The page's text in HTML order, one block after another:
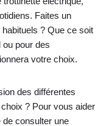
Faites un
? Que ce soit
ou pour des
votre choix.
des différentes
? Pour vous aider
consulter une